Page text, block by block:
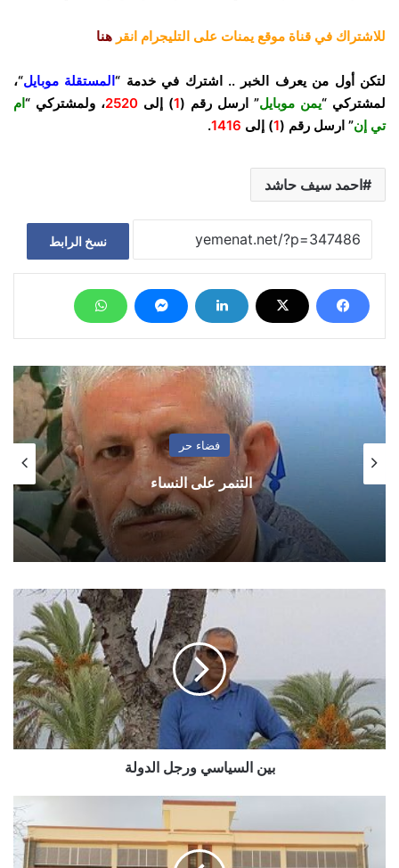
للاشتراك في قناة موقع يمنات على التليجرام انقر هنا
لتكن أول من يعرف الخبر .. اشترك في خدمة “المستقلة موبايل“،
لمشتركي “يمن موبايل” ارسل رقم (1) إلى 2520، ولمشتركي “ ام
تي إن” ارسل رقم (1) إلى 1416
.
احمد سيف حاشد
نسخ الرابط
فضاء حر
التنمر على النساء
بين السياسي ورجل الدولة
يحدد
سعر